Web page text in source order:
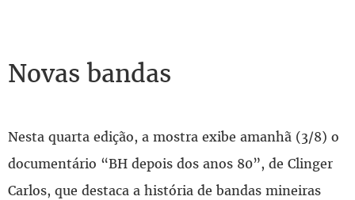
Novas bandas
Nesta quarta edição, a mostra exibe amanhã (3/8) o
documentário “BH depois dos anos 80”, de Clinger
Carlos, que destaca a história de bandas mineiras